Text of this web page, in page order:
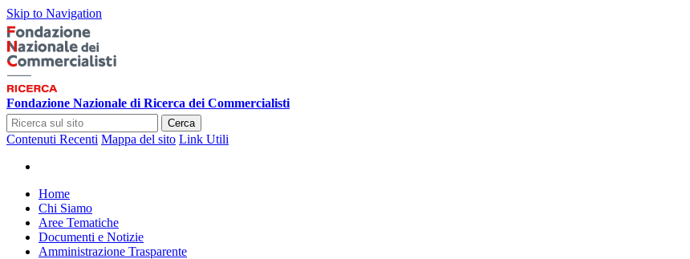
Skip to Navigation
Fondazione Nazionale di Ricerca dei Commercialisti
Cerca
Contenuti Recenti Mappa del sito Link Utili
Home
Chi Siamo
Aree Tematiche
Documenti e Notizie
Amministrazione Trasparente